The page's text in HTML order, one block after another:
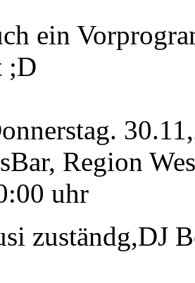
ein
;D
Region
uhr
zuständg,DJ